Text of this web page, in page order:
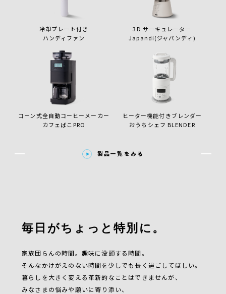
冷却プレート付き
ハンディファン
3D サーキュレーター
Japandi(ジャパンディ)
コーン式全自動コーヒーメーカー
カフェばこPRO
ヒーター機能付きブレンダー
おうちシェフ BLENDER
製品一覧をみる
毎日がちょっと特別に。
家族団らんの時間。趣味に没頭する時間。
そんなかけがえのない時間を少しでも長く過ごしてほしい。
暮らしを大きく変える革新的なことはできませんが、
みなさまの悩みや願いに寄り添い、